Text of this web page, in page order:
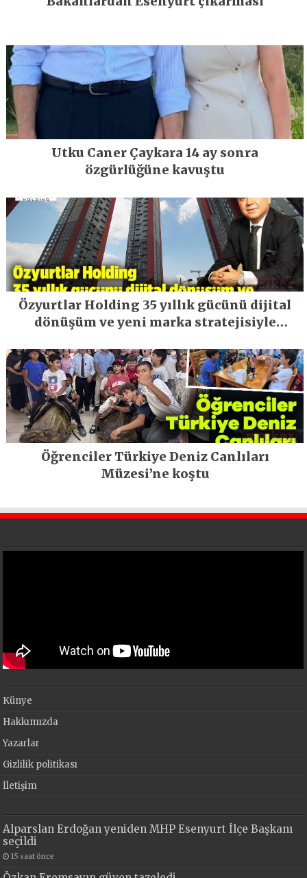
Utku Caner Çaykara 14 ay sonra
özgürlüğüne kavuştu
Özyurtlar Holding 35 yıllık gücünü dijital
dönüşüm ve yeni marka stratejisiyle
Öğrenciler Türkiye Deniz Canlıları
Müzesi’ne koştu
Künye
Hakkımızda
Yazarlar
Gizlilik politikası
İletişim
Alparslan Erdoğan yeniden MHP Esenyurt İlçe Başkanı
seçildi
15 saat önce